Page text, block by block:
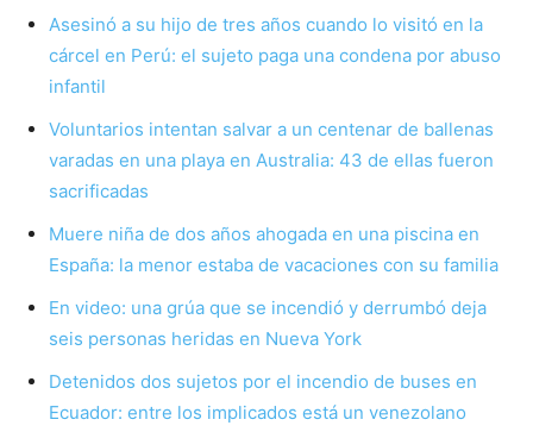
Asesinó a su hijo de tres años cuando lo visitó en la
cárcel en Perú: el sujeto paga una condena por abuso
infantil
Voluntarios intentan salvar a un centenar de ballenas
varadas en una playa en Australia: 43 de ellas fueron
sacrificadas
Muere niña de dos años ahogada en una piscina en
España: la menor estaba de vacaciones con su familia
En video: una grúa que se incendió y derrumbó deja
seis personas heridas en Nueva York
Detenidos dos sujetos por el incendio de buses en
Ecuador: entre los implicados está un venezolano